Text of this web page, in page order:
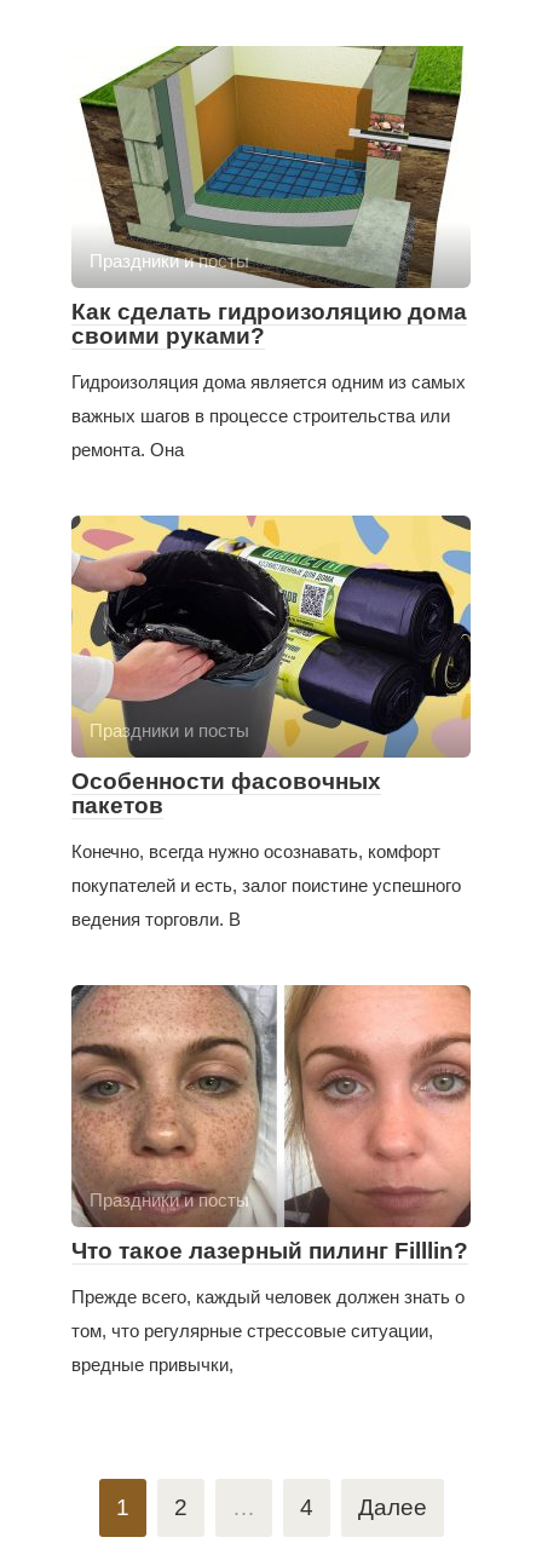
Праздники и посты
Как сделать гидроизоляцию дома
своими руками?
Гидроизоляция дома является одним из самых
важных шагов в процессе строительства или
ремонта. Она
Праздники и посты
Особенности фасовочных
пакетов
Конечно, всегда нужно осознавать, комфорт
покупателей и есть, залог поистине успешного
ведения торговли. В
Праздники и посты
Что такое лазерный пилинг Filllin?
Прежде всего, каждый человек должен знать о
том, что регулярные стрессовые ситуации,
вредные привычки,
Пагинация
1 2 … 4 Далее